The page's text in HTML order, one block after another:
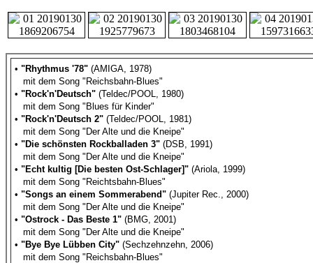
• "Rhythmus '78" (AMIGA, 1978)
mit dem Song "Reichsbahn-Blues"
• "Rock'n'Deutsch" (Teldec/POOL, 1980)
mit dem Song "Blues für Kinder"
• "Rock'n'Deutsch 2" (Teldec/POOL, 1981)
mit dem Song "Der Alte und die Kneipe"
• "Die schönsten Rockballaden 3" (DSB, 1991)
mit dem Song "Der Alte und die Kneipe"
• "Echt kultig [Die besten Ost-Schlager]" (Ariola, 1999)
mit dem Song "Reichtsbahn-Blues"
• "Songs an einem Sommerabend" (Jupiter Rec., 2000)
mit dem Song "Der Alte und die Kneipe"
• "Ostrock - Das Beste 1" (BMG, 2001)
mit dem Song "Der Alte und die Kneipe"
• "Bye Bye Lübben City" (Sechzehnzehn, 2006)
mit dem Song "Reichsbahn-Blues"